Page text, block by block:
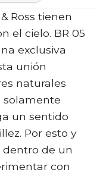
Ross tienen
el cielo. BR 05
exclusiva
unión
naturales
solamente
un sentido
Por esto y
dentro de un
con